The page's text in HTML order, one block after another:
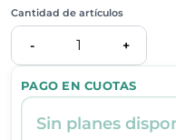
PAGO EN CUOTAS
Sin planes
Cantidad de artículos
- 1 +